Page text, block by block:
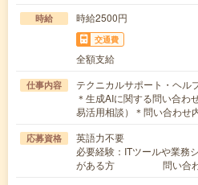
時給 時給2500円
交通費
全額支給
仕事内容
テクニカルサポート・ヘル
＊生成AIに関する問い合わ
易活用相談）＊問い合わせ
応募資格
英語力不要
必要経験：ITツールや業務
がある方 問い合わせ